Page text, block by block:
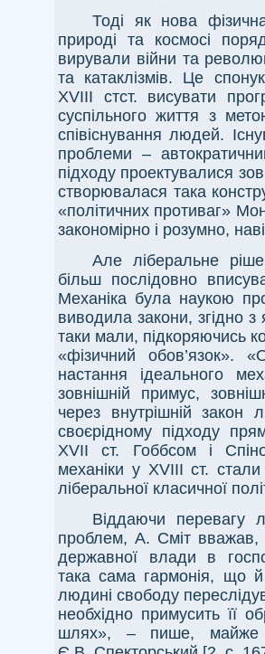
Тоді як нова
природі та космосі
вирували війни та
та катаклізмів. Це
XVIII стст. висувати
суспільного життя з
співіснування людей.
проблеми –
підходу проектувалися
створювалася така
«політичних противаг»
закономірно і розумно,
Але ліберальне
більш послідовно
Механіка була наукою
виводила закони, згідно з
таки мали, підкоряючись
«фізичний обов’язок».
настання ідеального
зовнішній примус,
через внутрішній
своєрідному підходу
XVII ст. Гоббсом і
механіки у XVIIIст.
ліберальної класичної
Віддаючи перевагу
проблем, А. Сміт вважав,
державної влади в
така сама гармонія, що
людині свободу
необхідно примусить її
шлях», – пише, майже